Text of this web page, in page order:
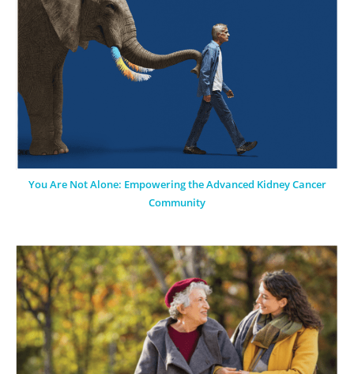
You Are Not Alone: Empowering the Advanced Kidney Cancer
Community